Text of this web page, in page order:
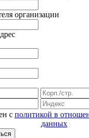
организации
с политикой в
данных